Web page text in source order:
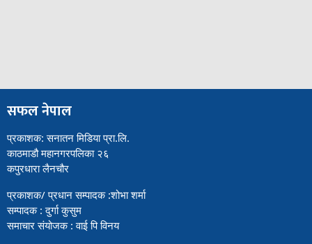
सफल नेपाल
प्रकाशक: सनातन मिडिया प्रा.लि.
काठमाडौ महानगरपलिका २६
कपुरधारा लैनचौर
प्रकाशक/ प्रधान सम्पादक :शोभा शर्मा
सम्पादक : दुर्गा कुसुम
समाचार संयोजक : वाई पि विनय